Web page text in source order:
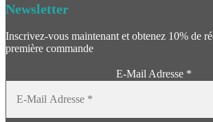
Newsletter
Inscrivez-vous maintenant et obtenez 10% de
première commande
E-Mail Adresse *